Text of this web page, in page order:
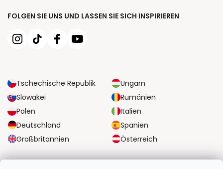
FOLGEN SIE UNS UND LASSEN SIE SICH INSPIRIEREN
Tschechische Republik
Ungarn
Slowakei
Rumänien
Polen
Italien
Deutschland
Spanien
Großbritannien
Österreich